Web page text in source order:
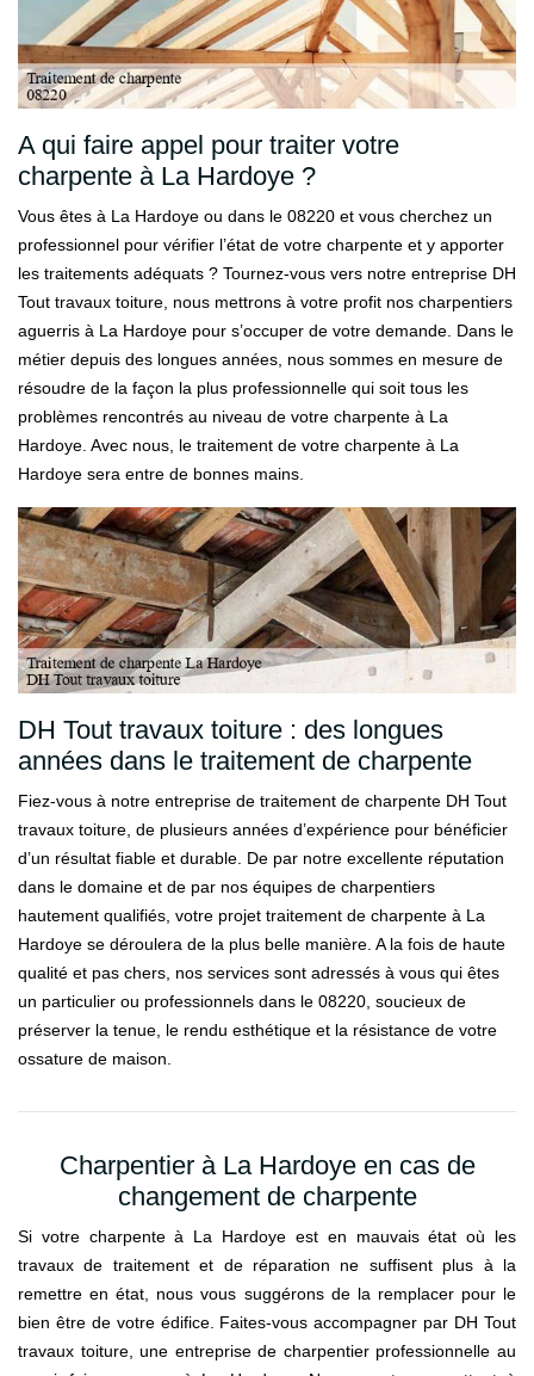
A qui faire appel pour traiter votre
charpente à La Hardoye ?
Vous êtes à La Hardoye ou dans le 08220 et vous cherchez un
professionnel pour vérifier l’état de votre charpente et y apporter
les traitements adéquats ? Tournez-vous vers notre entreprise DH
Tout travaux toiture, nous mettrons à votre profit nos charpentiers
aguerris à La Hardoye pour s’occuper de votre demande. Dans le
métier depuis des longues années, nous sommes en mesure de
résoudre de la façon la plus professionnelle qui soit tous les
problèmes rencontrés au niveau de votre charpente à La
Hardoye. Avec nous, le traitement de votre charpente à La
Hardoye sera entre de bonnes mains.
DH Tout travaux toiture : des longues
années dans le traitement de charpente
Fiez-vous à notre entreprise de traitement de charpente DH Tout
travaux toiture, de plusieurs années d’expérience pour bénéficier
d’un résultat fiable et durable. De par notre excellente réputation
dans le domaine et de par nos équipes de charpentiers
hautement qualifiés, votre projet traitement de charpente à La
Hardoye se déroulera de la plus belle manière. A la fois de haute
qualité et pas chers, nos services sont adressés à vous qui êtes
un particulier ou professionnels dans le 08220, soucieux de
préserver la tenue, le rendu esthétique et la résistance de votre
ossature de maison.
Charpentier à La Hardoye en cas de
changement de charpente
Si votre charpente à La Hardoye est en mauvais état où les
travaux de traitement et de réparation ne suffisent plus à la
remettre en état, nous vous suggérons de la remplacer pour le
bien être de votre édifice. Faites-vous accompagner par DH Tout
travaux toiture, une entreprise de charpentier professionnelle au